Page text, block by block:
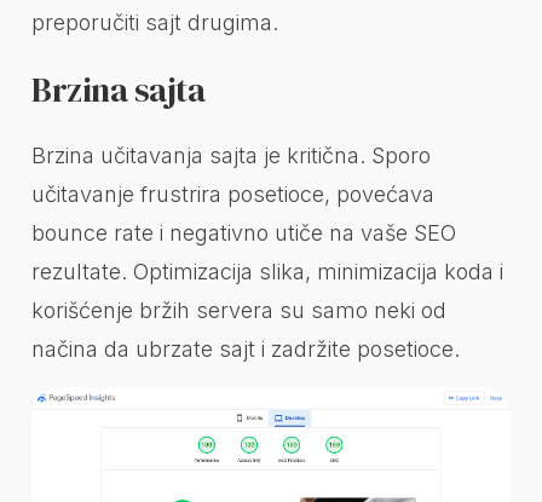
preporučiti sajt drugima.
Brzina sajta
Brzina učitavanja sajta je kritična. Sporo
učitavanje frustrira posetioce, povećava
bounce rate i negativno utiče na vaše SEO
rezultate. Optimizacija slika, minimizacija koda i
korišćenje bržih servera su samo neki od
načina da ubrzate sajt i zadržite posetioce.